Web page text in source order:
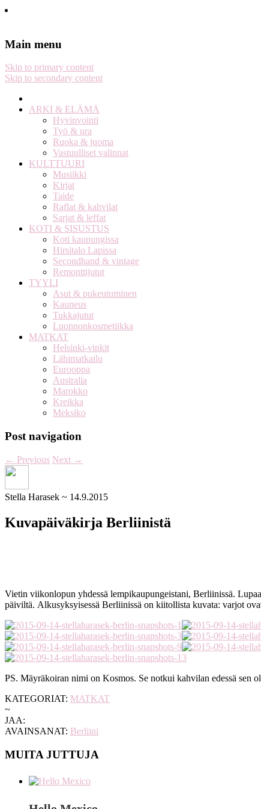
Notes on a life
Main menu
Skip to primary content
Skip to secondary content
ARKI & ELÄMÄ
Hyvinvointi
Työ & ura
Ruoka & juoma
Vastuulliset valinnat
KULTTUURI
Musiikki
Kirjat
Taide
Raflat & kahvilat
Sarjat & leffat
KOTI & SISUSTUS
Koti kaupungissa
Hirsitalo Lapissa
Secondhand & vintage
Remonttijutut
TYYLI
Asut & pukeutuminen
Kauneus
Tukkajutut
Luonnonkosmetiikka
MATKAT
Helsinki-vinkit
Lähimatkailu
Eurooppa
Australia
Marokko
Kreikka
Meksiko
Post navigation
← Previous Next →
Stella Harasek ~ 14.9.2015
Kuvapäiväkirja Berliinistä
Vietin viikonlopun yhdessä lempikaupungeistani, Berliinissä.
päiviltä. Alkusyksyisessä Berliinissä on kiitollista kuvata: varjot
PS. Mäyräkoiran nimi on Kosmos. Se notkui kahvilan edessä sen
KATEGORIAT: MATKAT
~
JAA:
AVAINSANAT: Berliini
MUITA JUTTUJA